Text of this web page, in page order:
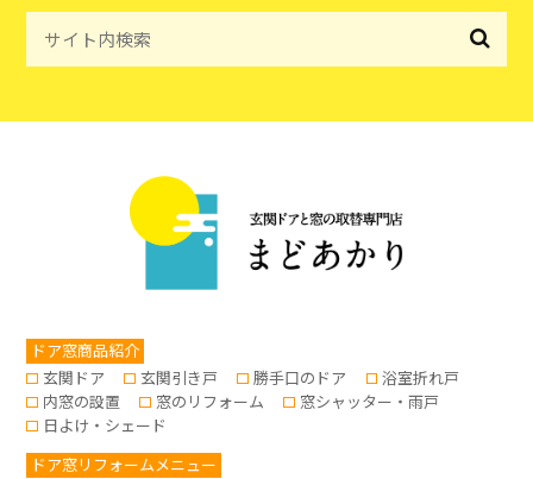
ドア窓商品紹介
玄関ドア
玄関引き戸 勝手口のドア
浴室折れ戸
内窓の設置
窓のリフォーム
窓シャッター・雨戸
日よけ・シェード
ドア窓リフォームメニュー